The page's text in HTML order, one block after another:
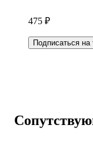
475 ₽
Подписаться на